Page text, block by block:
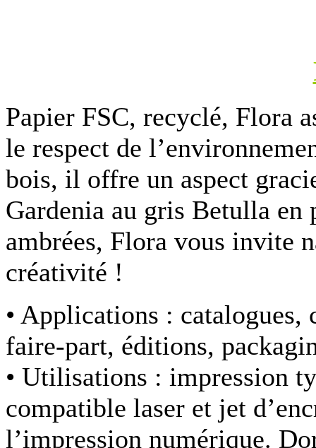
Papier FSC, recyclé, Flora
le respect de
bois, il offre un aspect
Gardenia au gris Betulla en
ambrées, Flora vous invite
créativité !
• Applications : catalogues,
faire-part, éditions,
• Utilisations : impression
compatible laser et jet
l’impression numérique.